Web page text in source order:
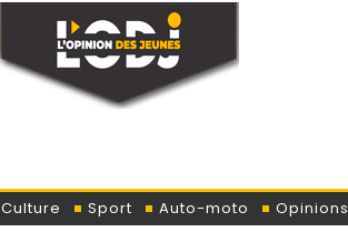
Culture Sport Auto-moto Opinions